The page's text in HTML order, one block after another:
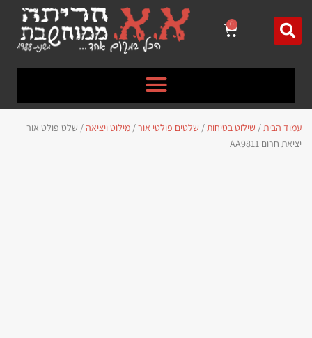
0
עמוד הבית/ שילוט בטיחות/ שלטים פולטי אור/ מילוט ויציאה/ שלט פולט אור
יציאת חרום AA9811